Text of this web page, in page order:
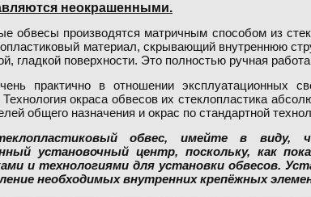
неокрашенными.
обвесы производятся матричным способом из
материал, скрывающий внутреннюю
гладкой поверхности. Это полностью ручная
практично в отношении эксплуатационных
Технология окраса обвесов их стеклопластика
общего назначения и окрас по стандартной
обвес, имейте в
установочный центр, поскольку, как
и технологиями для установки обвесов.
необходимых внутренних крепёжных